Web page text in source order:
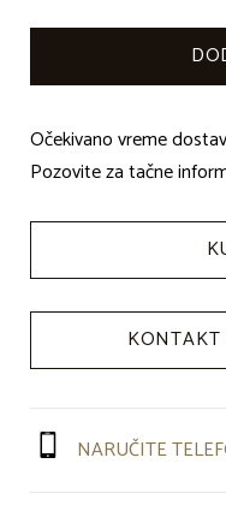
Očekivano vreme
Pozovite za tačne
NARUČITE